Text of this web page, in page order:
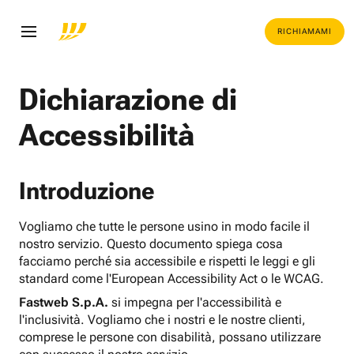
RICHIAMAMI
Dichiarazione di
Accessibilità
Introduzione
Vogliamo che tutte le persone usino in modo facile il
nostro servizio. Questo documento spiega cosa
facciamo perché sia accessibile e rispetti le leggi e gli
standard come l'European Accessibility Act o le WCAG.
Fastweb S.p.A. si impegna per l'accessibilità e
l'inclusività. Vogliamo che i nostri e le nostre clienti,
comprese le persone con disabilità, possano utilizzare